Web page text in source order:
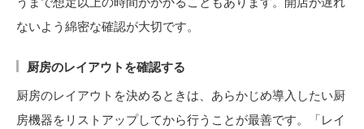
ないよう綿密な確認が大切です。
厨房のレイアウトを確認する
厨房のレイアウトを決めるときは、あらかじめ導入したい厨
房機器をリストアップしてから行うことが最善です。「レイ